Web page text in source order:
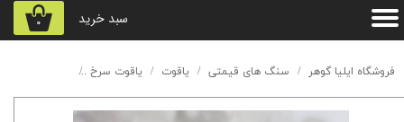
خروج از حساب کاربری
۰ سبد خرید
فروشگاه ایلیا گوهر سنگ های قیمتی یاقوت یاقوت سرخ